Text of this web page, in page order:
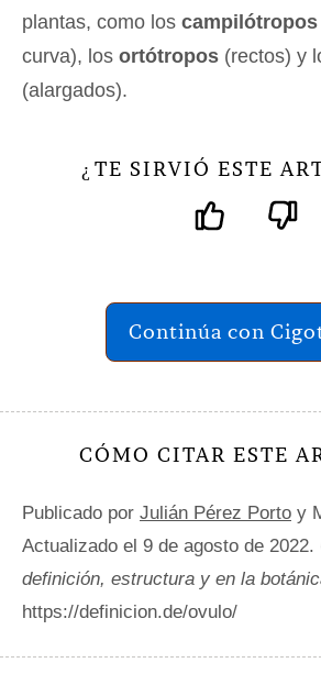
plantas, como los campilótropos
curva), los ortótropos (rectos) y
(alargados).
¿ TE SIRVIÓ ESTE
Continúa con
CÓMO CITAR ESTE
Publicado por Julián Pérez Porto y
Actualizado el 9 de agosto de 2022.
definición, estructura y en la
https://definicion.de/ovulo/